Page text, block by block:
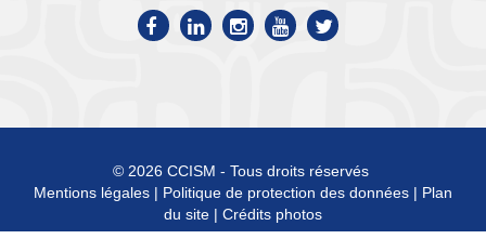
© 2026 CCISM - Tous droits réservés
Mentions légales | Politique de protection des données | Plan
du site | Crédits photos